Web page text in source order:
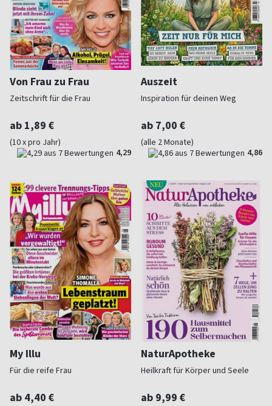
Von Frau zu Frau
Zeitschrift für die Frau
ab 1,89 €
(10 x pro Jahr)
4,29
Auszeit
Inspiration für deinen Weg
ab 7,00 €
(alle 2 Monate)
4,86
My Illu
Für die reife Frau
ab 4,40 €
NaturApotheke
Heilkraft für Körper und Seele
ab 9,99 €